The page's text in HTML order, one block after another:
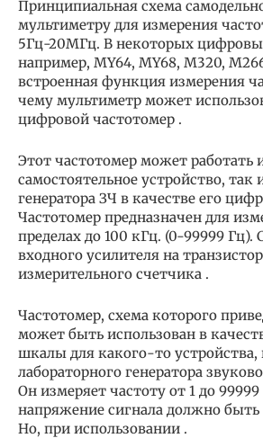
Принципиальная схема
мультиметру для измерения
5Гц-20МГц. В некоторых
например, MY64, MY68, М320,
встроенная функция измерения
чему мультиметр может
цифровой частотомер .
Этот частотомер может работать
самостоятельное устройство, так
генератора ЗЧ в качестве его
Частотомер предназначен для
пределах до 100 кГц. (0-99999 Гц).
входного усилителя на
измерительного счетчика .
Частотомер, схема которого
может быть использован в
шкалы для какого-то устройства,
лабораторного генератора
Он измеряет частоту от 1 до
напряжение сигнала должно быть
Но, при использовании .